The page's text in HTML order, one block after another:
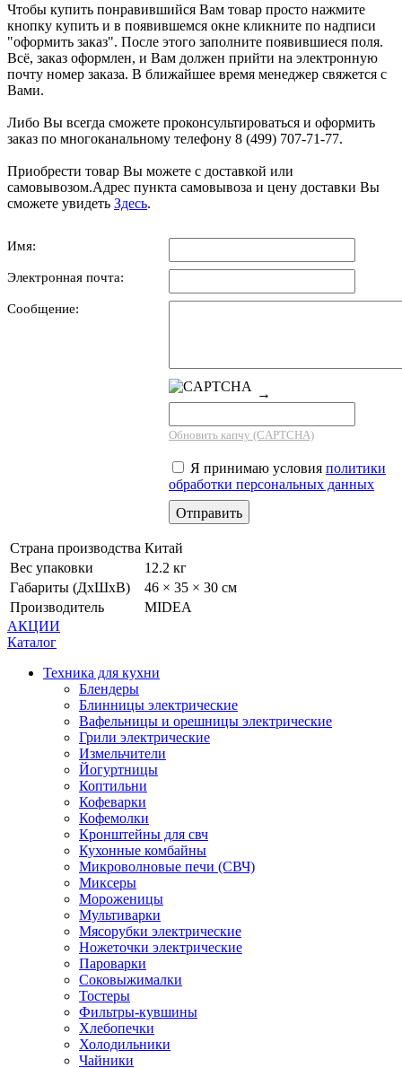
Чтобы купить понравившийся Вам товар просто нажмите
кнопку купить и в появившемся окне кликните по надписи
"оформить заказ". После этого заполните появившиеся поля.
Всё, заказ оформлен, и Вам должен прийти на электронную
почту номер заказа. В ближайшее время менеджер свяжется с
Вами.
Либо Вы всегда сможете проконсультироваться и оформить
заказ по многоканальному телефону 8 (499) 707-71-77.
Приобрести товар Вы можете с доставкой или
самовывозом.Адрес пункта самовывоза и цену доставки Вы
сможете увидеть Здесь.
Имя:
Электронная почта:
Сообщение:
→
Обновить капчу (CAPTCHA)
Я принимаю условия политики
обработки персональных данных
Страна производства Китай
Вес упаковки
12.2 кг
Габариты (ДхШхВ)
46 × 35 × 30 см
Производитель
MIDEA
АКЦИИ
Каталог
Техника для кухни
Блендеры
Блинницы электрические
Вафельницы и орешницы электрические
Грили электрические
Измельчители
Йогуртницы
Коптильни
Кофеварки
Кофемолки
Кронштейны для свч
Кухонные комбайны
Микроволновые печи (СВЧ)
Миксеры
Мороженицы
Мультиварки
Мясорубки электрические
Ножеточки электрические
Пароварки
Соковыжималки
Тостеры
Фильтры-кувшины
Хлебопечки
Холодильники
Чайники